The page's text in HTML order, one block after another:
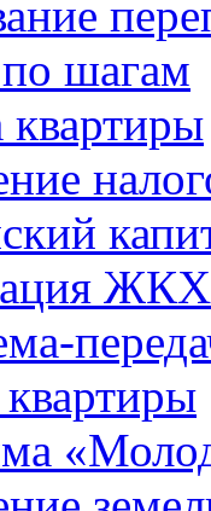
шагам
ЖКХ